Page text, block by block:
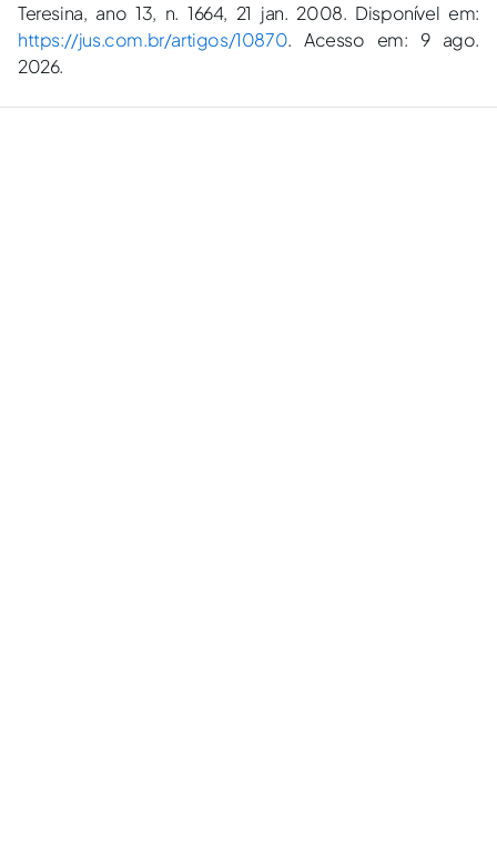
Teresina, ano 13, n. 1664, 21 jan. 2008. Disponível em:
https://jus.com.br/artigos/10870. Acesso em: 9 ago.
2026.